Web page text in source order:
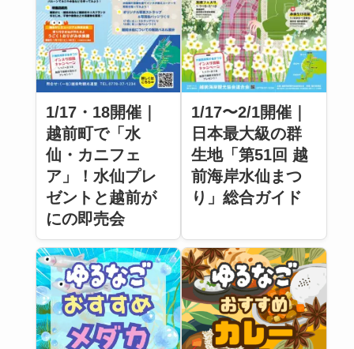
1/17・18開催｜
越前町で「水
仙・カニフェ
ア」！水仙プレ
ゼントと越前が
にの即売会
1/17〜2/1開催｜
日本最大級の群
生地「第51回 越
前海岸水仙まつ
り」総合ガイド